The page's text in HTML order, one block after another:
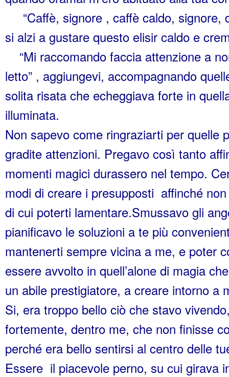
“Caffè, signore , caffè caldo, signore,
si alzi a gustare questo elisir caldo e
“Mi raccomando faccia attenzione a
letto” , aggiungevi, accompagnando
solita risata che echeggiava forte in
illuminata.
Non sapevo come ringraziarti per quelle
gradite attenzioni. Pregavo così tanto
momenti magici durassero nel tempo.
modi di creare i presupposti affinché
di cui poterti lamentare.Smussavo gli
pianificavo le soluzioni a te più
mantenerti sempre vicina a me, e poter
essere avvolto in quell’alone di magia
un abile prestigiatore, a creare intorno a
Si, era troppo bello ciò che stavo
fortemente, dentro me, che non finisse
perché era bello sentirsi al centro delle
Essere il piacevole perno, su cui girava